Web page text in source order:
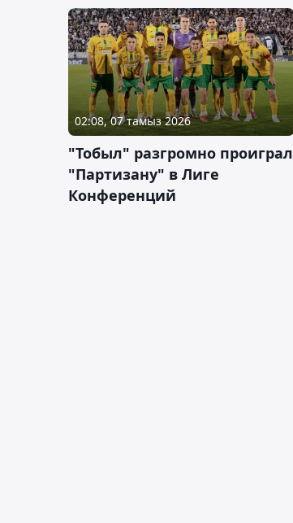
02:08, 07 тамыз 2026
"Тобыл" разгромно проиграл
"Партизану" в Лиге
Конференций